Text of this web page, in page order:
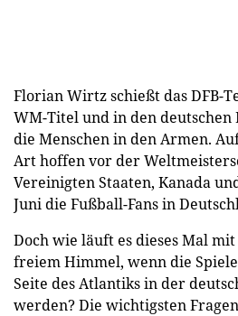
Florian Wirtz schießt das DFB-
WM-Titel und in den
die Menschen in den Armen.
Art hoffen vor der
Vereinigten Staaten, Kanada
Juni die Fußball-Fans in
Doch wie läuft es dieses Mal
freiem Himmel, wenn die
Seite des Atlantiks in der
werden? Die wichtigsten